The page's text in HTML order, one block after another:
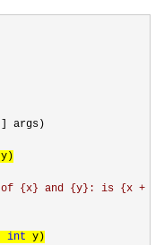
of {x} and {y}: is {x + y}
int